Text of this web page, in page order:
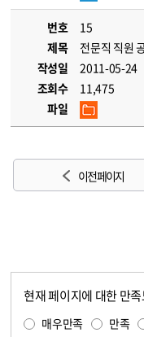
번호
15
제목
전문직 직원
작성일
2011-05-24
조회수
11,475
파일
이전 페이지
현재 페이지에 대한 만
매우만족 만족